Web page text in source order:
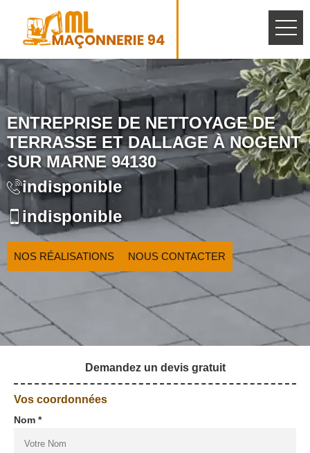
ENTREPRISE DE NETTOYAGE DE
TERRASSE ET DALLAGE À NOGENT
SUR MARNE 94130
indisponible
indisponible
NOS RÉALISATIONS NOUS CONTACTER
Demandez un devis gratuit
Vos coordonnées
Nom *